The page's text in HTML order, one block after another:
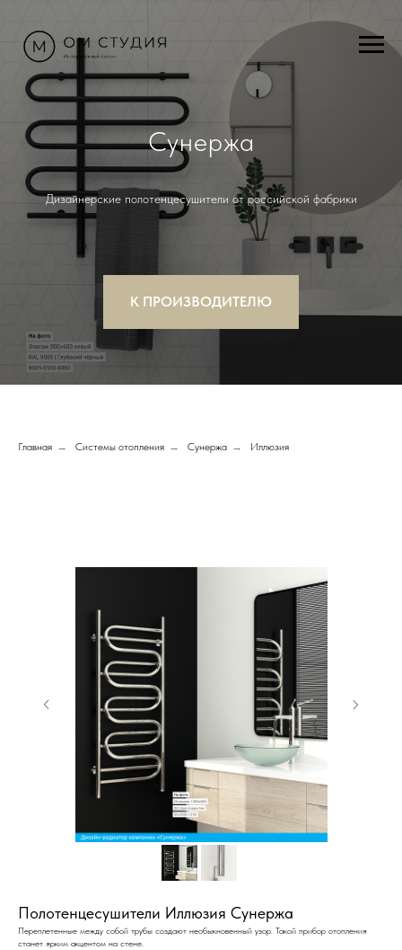
Сунержа
Дизайнерские полотенцесушители от российской фабрики
К ПРОИЗВОДИТЕЛЮ
Главная → Системы отопления → Сунержа → Иллюзия
Полотенцесушители Иллюзия Сунержа
Переплетенные между собой трубы создают необыкновенный узор. Такой прибор отопления
станет ярким акцентом на стене.